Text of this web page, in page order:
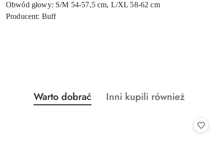
Obwód głowy: S/M 54-57,5 cm, L/XL 58-62 cm
Producent: Buff
Pomiń karuzelę produktów
Produkty
o
Warto dobrać
Produkty
Inni kupili również